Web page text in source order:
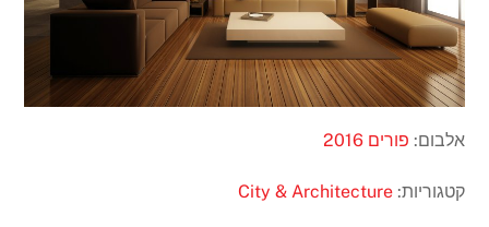
אלבום: פורים 2016
קטגוריות: City & Architecture